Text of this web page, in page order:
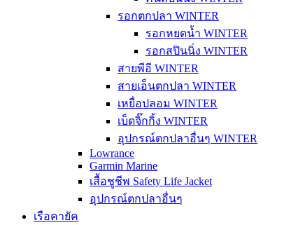
รอกตกปลา WINTER
รอกหยดน้ำ WINTER
รอกสปินนิ่ง WINTER
สายพีอี WINTER
สายเอ็นตกปลา WINTER
เหยื่อปลอม WINTER
เบ็ดจิ๊กกิ้ง WINTER
อุปกรณ์ตกปลาอื่นๆ WINTER
Lowrance
Garmin Marine
เสื้อชูชีพ Safety Life Jacket
อุปกรณ์ตกปลาอื่นๆ
เรือคายัค